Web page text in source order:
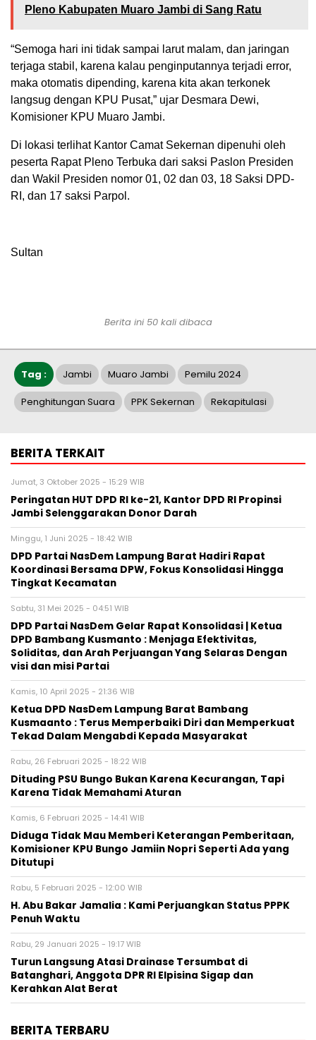
Pleno Kabupaten Muaro Jambi di Sang Ratu
“Semoga hari ini tidak sampai larut malam, dan jaringan
terjaga stabil, karena kalau penginputannya terjadi error,
maka otomatis dipending, karena kita akan terkonek
langsug dengan KPU Pusat,” ujar Desmara Dewi,
Komisioner KPU Muaro Jambi.
Di lokasi terlihat Kantor Camat Sekernan dipenuhi oleh
peserta Rapat Pleno Terbuka dari saksi Paslon Presiden
dan Wakil Presiden nomor 01, 02 dan 03, 18 Saksi DPD-
RI, dan 17 saksi Parpol.
Sultan
Berita ini 50 kali dibaca
Tag : Jambi Muaro Jambi Pemilu 2024
Penghitungan Suara PPK Sekernan Rekapitulasi
BERITA TERKAIT
Jumat, 3 Oktober 2025 - 15:29 WIB
Peringatan HUT DPD RI ke-21, Kantor DPD RI Propinsi
Jambi Selenggarakan Donor Darah
Minggu, 1 Juni 2025 - 18:42 WIB
DPD Partai NasDem Lampung Barat Hadiri Rapat
Koordinasi Bersama DPW, Fokus Konsolidasi Hingga
Tingkat Kecamatan
Sabtu, 31 Mei 2025 - 04:51 WIB
DPD Partai NasDem Gelar Rapat Konsolidasi | Ketua
DPD Bambang Kusmanto : Menjaga Efektivitas,
Soliditas, dan Arah Perjuangan Yang Selaras Dengan
visi dan misi Partai
Kamis, 10 April 2025 - 21:36 WIB
Ketua DPD NasDem Lampung Barat Bambang
Kusmaanto : Terus Memperbaiki Diri dan Memperkuat
Tekad Dalam Mengabdi Kepada Masyarakat
Rabu, 26 Februari 2025 - 18:22 WIB
Dituding PSU Bungo Bukan Karena Kecurangan, Tapi
Karena Tidak Memahami Aturan
Kamis, 6 Februari 2025 - 14:41 WIB
Diduga Tidak Mau Memberi Keterangan Pemberitaan,
Komisioner KPU Bungo Jamiin Nopri Seperti Ada yang
Ditutupi
Rabu, 5 Februari 2025 - 12:00 WIB
H. Abu Bakar Jamalia : Kami Perjuangkan Status PPPK
Penuh Waktu
Rabu, 29 Januari 2025 - 19:17 WIB
Turun Langsung Atasi Drainase Tersumbat di
Batanghari, Anggota DPR RI Elpisina Sigap dan
Kerahkan Alat Berat
BERITA TERBARU